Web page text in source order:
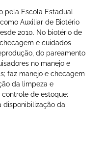
pela Escola Estadual
Auxiliar de Biotério
2010. No biotério de
e cuidados
do pareamento
no manejo e
faz manejo e checagem
da limpeza e
de estoque;
disponibilização da